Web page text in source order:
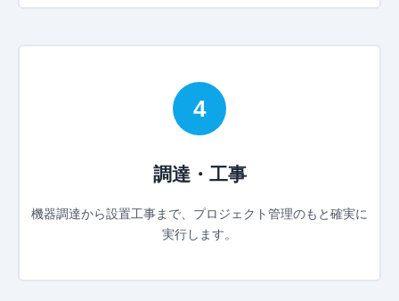
4
調達・工事
機器調達から設置工事まで、プロジェクト管理のもと確実に
実行します。